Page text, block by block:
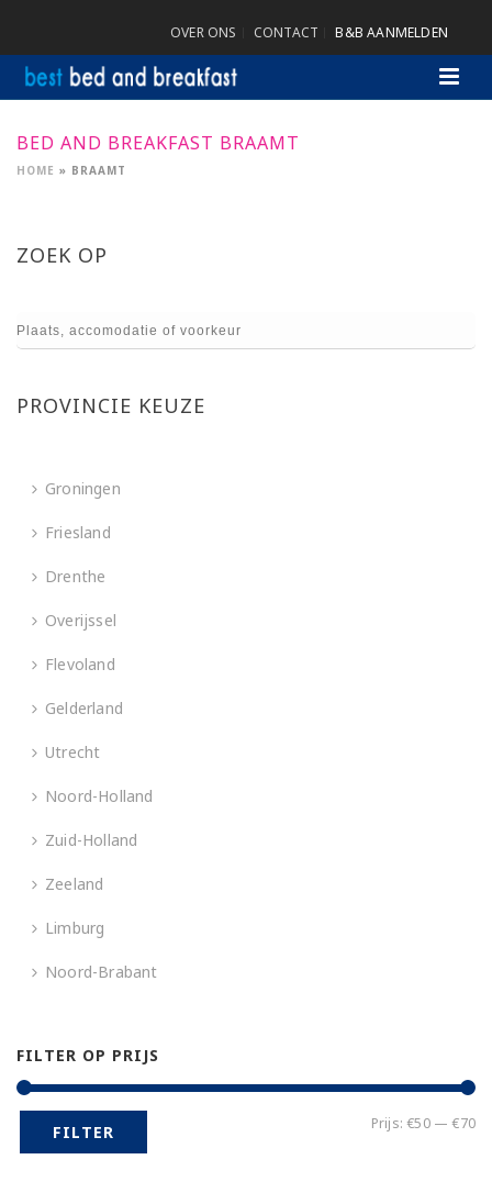
OVER ONS CONTACT B&B AANMELDEN
BED AND BREAKFAST BRAAMT
HOME » BRAAMT
ZOEK OP
PROVINCIE KEUZE
Groningen
Friesland
Drenthe
Overijssel
Flevoland
Gelderland
Utrecht
Noord-Holland
Zuid-Holland
Zeeland
Limburg
Noord-Brabant
FILTER OP PRIJS
FILTER Prijs:€50—€70